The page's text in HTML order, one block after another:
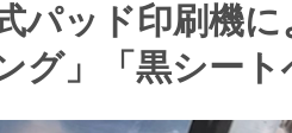
パッド印刷機に
グ」
「黒シー